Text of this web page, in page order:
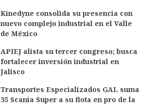
Kinedyne consolida su presencia con
nuevo complejo industrial en el Valle
de México
APIEJ alista su tercer congreso; busca
fortalecer inversión industrial en
Jalisco
Transportes Especializados GAL suma
35 Scania Super a su flota en pro de la